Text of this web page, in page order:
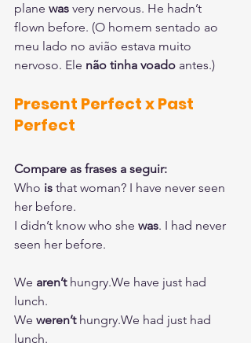
plane was very nervous. He hadn’t
flown before. (O homem sentado ao
meu lado no avião estava muito
nervoso. Ele não tinha voado antes.)
Present Perfect x Past
Perfect
Compare as frases a seguir:
Who is that woman? I have never seen
her before.
I didn’t know who she was. I had never
seen her before.
We aren’t hungry.We have just had
lunch.
We weren’t hungry.We had just had
lunch.